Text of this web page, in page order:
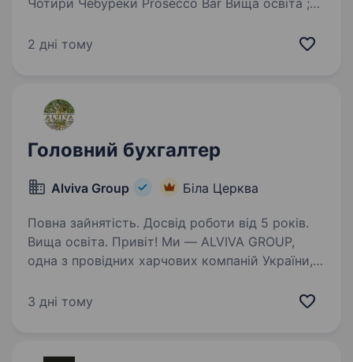
Чотири Чебуреки Prosecco Bar Вища освіта ;
бухгалтера-обліковця, бухгалтера —
2 дні тому
Головний бухгалтер
Alviva Group Біла Церква
Повна зайнятість. Досвід роботи від 5 років.
Вища освіта. Привіт! Ми — ALVIVA GROUP,
одна з провідних харчових компаній України,
працює для того, щоб дарувати якість і смак
3 дні тому